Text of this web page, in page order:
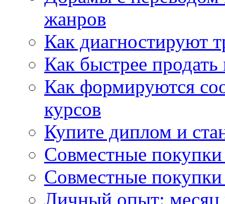
жанров
Как диагностируют
Как быстрее
Как формируются
курсов
Купите диплом и
Совместные
Совместные покупки
Личный опыт: месяц